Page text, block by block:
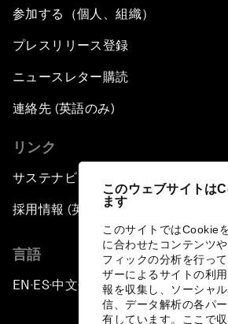
このウェブサイトは
ます
このサイトではCookie
に合わせたコンテンツ
フィックの分析を行っ
ザーによるサイトの利
報を収集し、ソーシャ
信、データ解析の各パ
有しています。ここで収
参加する（個人、組織）
プレスリリース登録
ニュースレター購読
連絡先 (英語のみ)
リンク
サステナビリティへの取り組み
採用情報 (英語のみ)
言語
EN ▪ ES▪中文▪ 日本語